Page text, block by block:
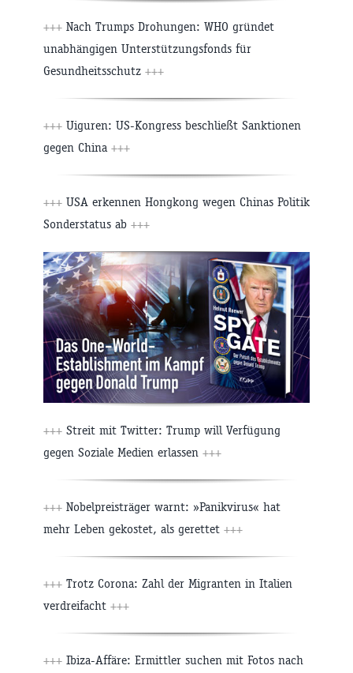
+++ Nach Trumps Drohungen: WHO gründet
unabhängigen Unterstützungsfonds für
Gesundheitsschutz +++
+++ Uiguren: US-Kongress beschließt Sanktionen
gegen China +++
+++ USA erkennen Hongkong wegen Chinas Politik
Sonderstatus ab +++
+++ Streit mit Twitter: Trump will Verfügung
gegen Soziale Medien erlassen +++
+++ Nobelpreisträger warnt: »Panikvirus« hat
mehr Leben gekostet, als gerettet +++
+++ Trotz Corona: Zahl der Migranten in Italien
verdreifacht +++
+++ Ibiza-Affäre: Ermittler suchen mit Fotos nach